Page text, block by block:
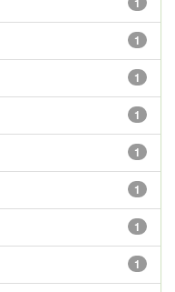
1
1
1
1
1
1
1